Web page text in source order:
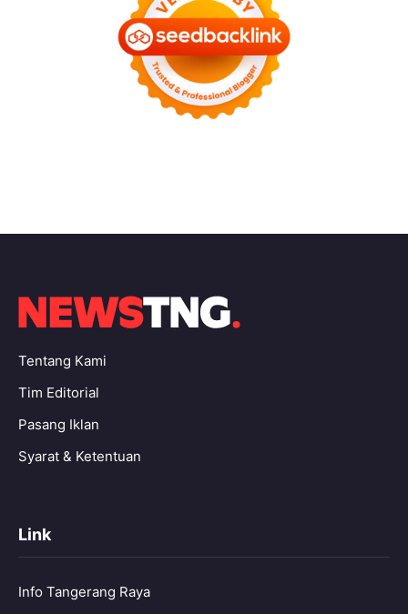
Tentang Kami
Tim Editorial
Pasang Iklan
Syarat & Ketentuan
Link
Info Tangerang Raya